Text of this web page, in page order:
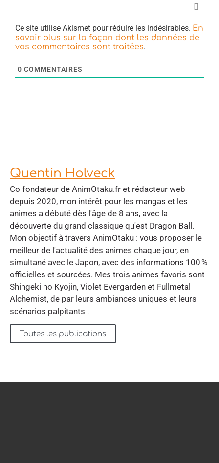
Ce site utilise Akismet pour réduire les indésirables. En
savoir plus sur la façon dont les données de
vos commentaires sont traitées.
0 COMMENTAIRES
Quentin Holveck
Co-fondateur de AnimOtaku.fr et rédacteur web
depuis 2020, mon intérêt pour les mangas et les
animes a débuté dès l'âge de 8 ans, avec la
découverte du grand classique qu'est Dragon Ball.
Mon objectif à travers AnimOtaku : vous proposer le
meilleur de l'actualité des animes chaque jour, en
simultané avec le Japon, avec des informations 100 %
officielles et sourcées. Mes trois animes favoris sont
Shingeki no Kyojin, Violet Evergarden et Fullmetal
Alchemist, de par leurs ambiances uniques et leurs
scénarios palpitants !
Toutes les publications